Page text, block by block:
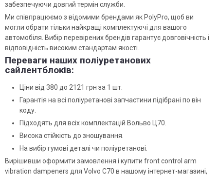
забезпечуючи довгий термін служби.
Ми співпрацюємо з відомими брендами як PolyPro, щоб ви
могли обрати тільки найкращі комплектуючі для вашого
автомобіля. Вибір перевірених брендів гарантує довговічність і
відповідність високим стандартам якості.
Переваги наших поліуретанових
сайлентблоків:
Ціни від 380 до 2121 грн за 1 шт.
Гарантія на всі поліуретанові запчастини підібрані по він
коду.
Підходять для всіх комплектацій Вольво Ц70.
Висока стійкість до зношування.
На вибір гумові деталі чи поліуретанові.
Вирішивши оформити замовлення і купити front control arm
vibration dampeners для Volvo C70 в нашому інтернет-магазині,